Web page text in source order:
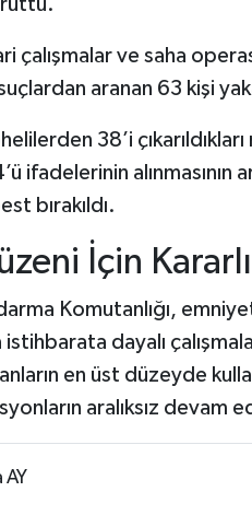
çalışmalar ve saha
aranan 63 kişi
38’i
ifadelerinin alınmasının
bırakıldı.
İçin
Komutanlığı,
istihbarata dayalı
en üst düzeyde
aralıksız devam
AY